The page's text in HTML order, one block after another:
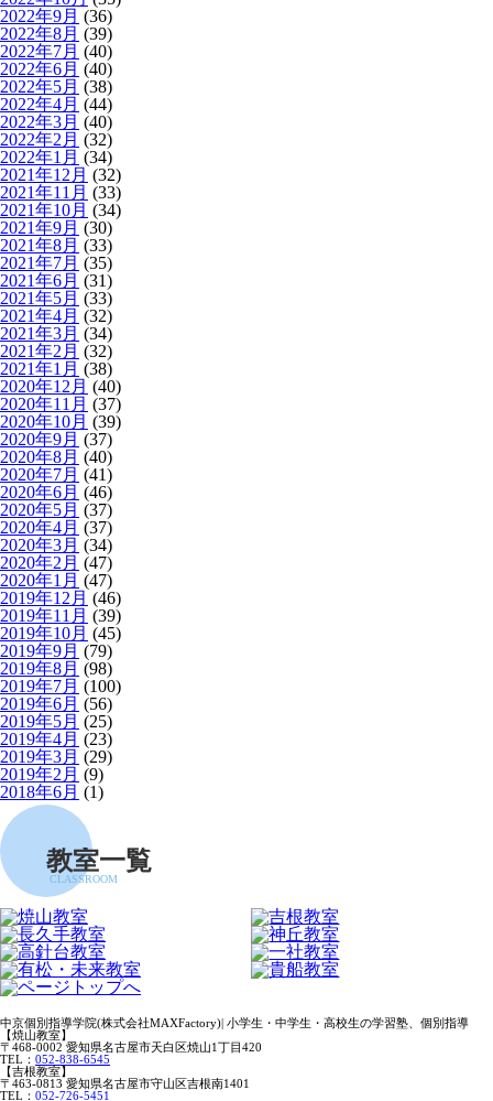
2022年9月 (36)
2022年8月 (39)
2022年7月 (40)
2022年6月 (40)
2022年5月 (38)
2022年4月 (44)
2022年3月 (40)
2022年2月 (32)
2022年1月 (34)
2021年12月 (32)
2021年11月 (33)
2021年10月 (34)
2021年9月 (30)
2021年8月 (33)
2021年7月 (35)
2021年6月 (31)
2021年5月 (33)
2021年4月 (32)
2021年3月 (34)
2021年2月 (32)
2021年1月 (38)
2020年12月 (40)
2020年11月 (37)
2020年10月 (39)
2020年9月 (37)
2020年8月 (40)
2020年7月 (41)
2020年6月 (46)
2020年5月 (37)
2020年4月 (37)
2020年3月 (34)
2020年2月 (47)
2020年1月 (47)
2019年12月 (46)
2019年11月 (39)
2019年10月 (45)
2019年9月 (79)
2019年8月 (98)
2019年7月 (100)
2019年6月 (56)
2019年5月 (25)
2019年4月 (23)
2019年3月 (29)
2019年2月 (9)
2018年6月 (1)
教室一覧
CLASSROOM
中京個別指導学院(株式会社MAXFactory)| 小学生・中学生・高校生の学習塾、個別指導
【焼山教室】
〒468-0002 愛知県名古屋市天白区焼山1丁目420
TEL： 052-838-6545
【吉根教室】
〒463-0813 愛知県名古屋市守山区吉根南1401
TEL： 052-726-5451